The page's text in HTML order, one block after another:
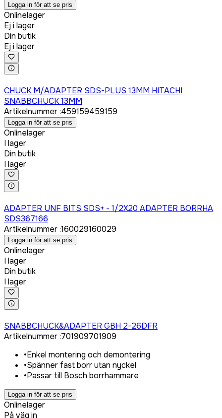
Logga in för att se pris
Onlinelager
Ej i lager
Din butik
Ej i lager
CHUCK M/ADAPTER SDS-PLUS 13MM HITACHI
SNABBCHUCK 13MM
Artikelnummer:459159459159
Logga in för att se pris
Onlinelager
I lager
Din butik
I lager
ADAPTER UNF BITS SDS+ - 1/2X20 ADAPTER BORRHA
SDS367166
Artikelnummer:160029160029
Logga in för att se pris
Onlinelager
I lager
Din butik
I lager
SNABBCHUCK&ADAPTER GBH 2-26DFR
Artikelnummer:701909701909
•Enkel montering och demontering
•Spänner fast borr utan nyckel
•Passar till Bosch borrhammare
Logga in för att se pris
Onlinelager
På väg in